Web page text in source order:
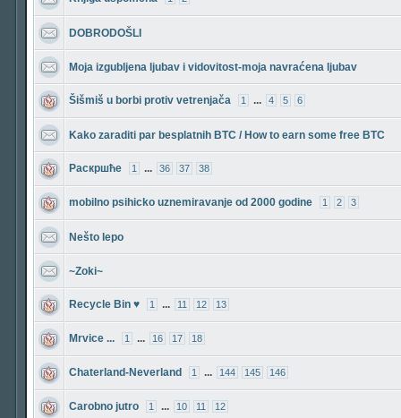
DOBRODOŠLI
Moja izgubljena ljubav i vidovitost-moja navraćena ljubav
Šišmiš u borbi protiv vetrenjača 1 ... 4 5 6
Kako zaraditi par besplatnih BTC / How to earn some free BTC
Раскршће 1 ... 36 37 38
mobilno psihicko uznemiravanje od 2000 godine 1 2 3
Nešto lepo
~Zoki~
Recycle Bin ♥ 1 ... 11 12 13
Mrvice ... 1 ... 16 17 18
Chaterland-Neverland 1 ... 144 145 146
Carobno jutro 1 ... 10 11 12